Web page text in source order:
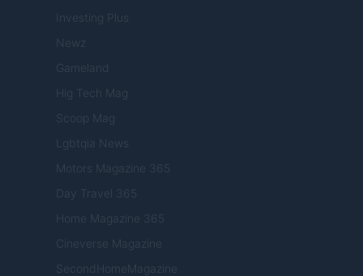
Investing Plus
Newz
Gameland
Hig Tech Mag
Scoop Mag
Lgbtqia News
Motors Magazine 365
Day Travel 365
Home Magazine 365
Cineverse Magazine
SecondHomeMagazine